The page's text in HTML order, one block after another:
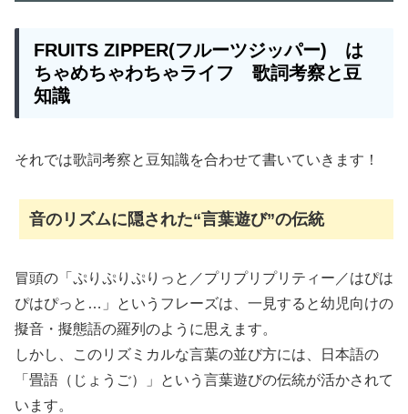
FRUITS ZIPPER(フルーツジッパー) は
ちゃめちゃわちゃライフ 歌詞考察と豆
知識
それでは歌詞考察と豆知識を合わせて書いていきます！
音のリズムに隠された“言葉遊び”の伝統
冒頭の「ぷりぷりぷりっと／プリプリプリティー／はぴは
ぴはぴっと…」というフレーズは、一見すると幼児向けの
擬音・擬態語の羅列のように思えます。
しかし、このリズミカルな言葉の並び方には、日本語の
「畳語（じょうご）」という言葉遊びの伝統が活かされて
います。